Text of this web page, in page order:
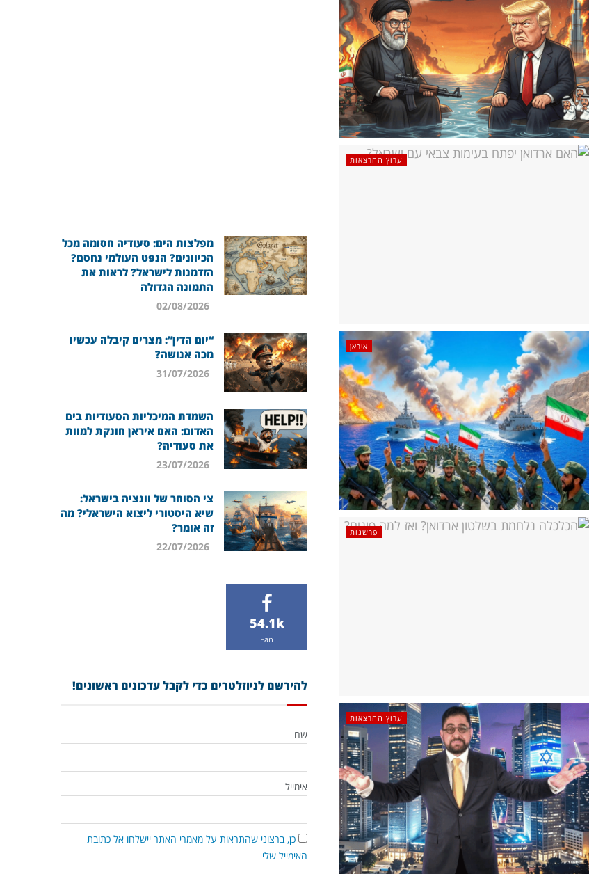
ערוץ ההרצאות
איראן
פרשנות
ערוץ ההרצאות
מפלצות הים: סעודיה חסומה מכל
הכיוונים? הנפט העולמי נחסם?
הזדמנות לישראל? לראות את
התמונה הגדולה
“יום הדין”: מצרים קיבלה עכשיו
מכה אנושה?
השמדת המיכליות הסעודיות בים
האדום: האם איראן חונקת למוות
את סעודיה?
צי הסוחר של וונציה בישראל:
שיא היסטורי ליצוא הישראלי? מה
זה אומר?
54.1k
Fan
להירשם לניוזלטרים כדי לקבל עדכונים ראשונים!
שם
אימייל
כן, ברצוני שהתראות על מאמרי האתר יישלחו אל כתובת
האימייל שלי